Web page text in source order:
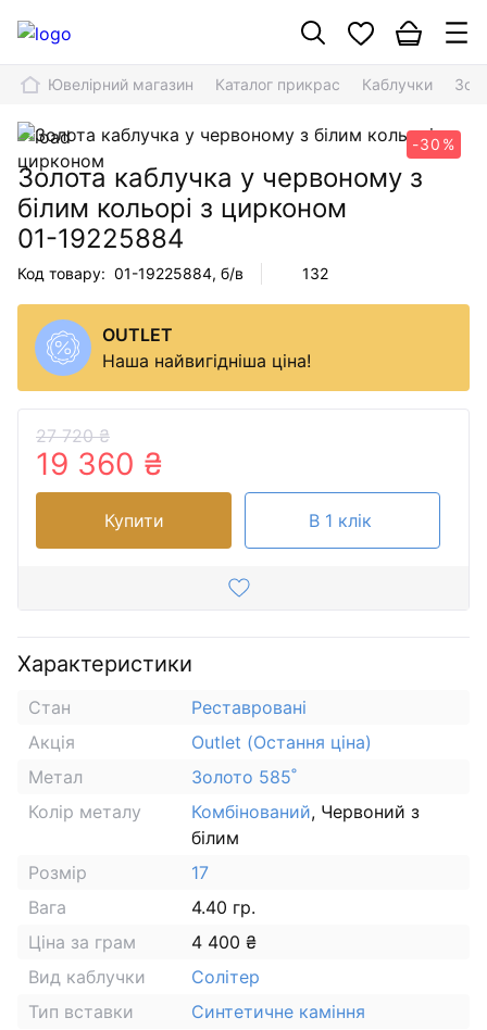
Ювелірний магазин Каталог прикрас Каблучки
-30%
Золота каблучка у червоному з
білим кольорі з цирконом
01-19225884
Код товару: 01-19225884, б/в 132
OUTLET
Наша найвигідніша ціна!
27 720 ₴
19 360 ₴
Купити В 1 клік
Характеристики
Стан
Реставровані
Акція
Outlet (Остання ціна)
Метал
Золото 585˚
Колір металу
Комбінований, Червоний з
білим
Розмір
17
Вага
4.40 гр.
Ціна за грам
4 400 ₴
Вид каблучки
Солітер
Тип вставки
Синтетичне каміння